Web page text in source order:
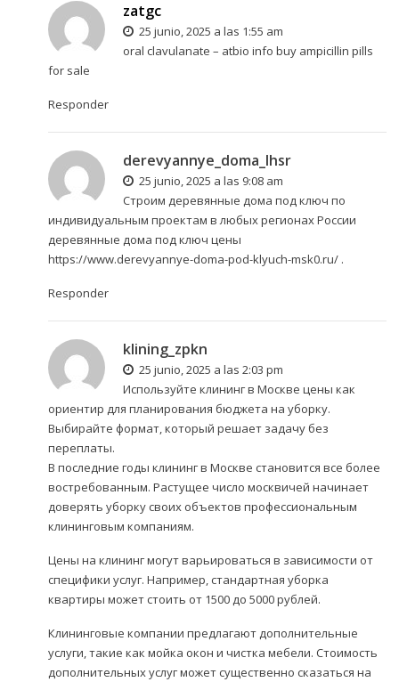
zatgc
25 junio, 2025 a las 1:55 am
oral clavulanate – atbio info buy ampicillin pills
for sale
Responder
derevyannye_doma_lhsr
25 junio, 2025 a las 9:08 am
Строим деревянные дома под ключ по
индивидуальным проектам в любых регионах России
деревянные дома под ключ цены
https://www.derevyannye-doma-pod-klyuch-msk0.ru/.
Responder
klining_zpkn
25 junio, 2025 a las 2:03 pm
Используйте клининг в Москве цены как
ориентир для планирования бюджета на уборку.
Выбирайте формат, который решает задачу без
переплаты.
В последние годы клининг в Москве становится все более
востребованным. Растущее число москвичей начинает
доверять уборку своих объектов профессиональным
клининговым компаниям.
Цены на клининг могут варьироваться в зависимости от
специфики услуг. Например, стандартная уборка
квартиры может стоить от 1500 до 5000 рублей.
Клининговые компании предлагают дополнительные
услуги, такие как мойка окон и чистка мебели. Стоимость
дополнительных услуг может существенно сказаться на